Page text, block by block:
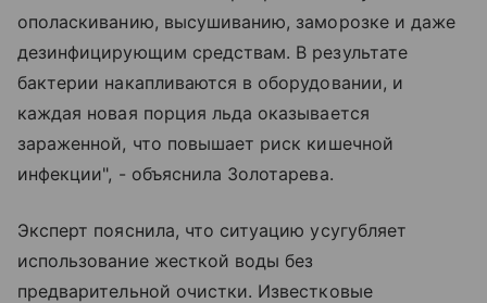
ополаскиванию, высушиванию, заморозке и даже
дезинфицирующим средствам. В результате
бактерии накапливаются в оборудовании, и
каждая новая порция льда оказывается
зараженной, что повышает риск кишечной
инфекции", - объяснила Золотарева.
Эксперт пояснила, что ситуацию усугубляет
использование жесткой воды без
предварительной очистки. Известковые